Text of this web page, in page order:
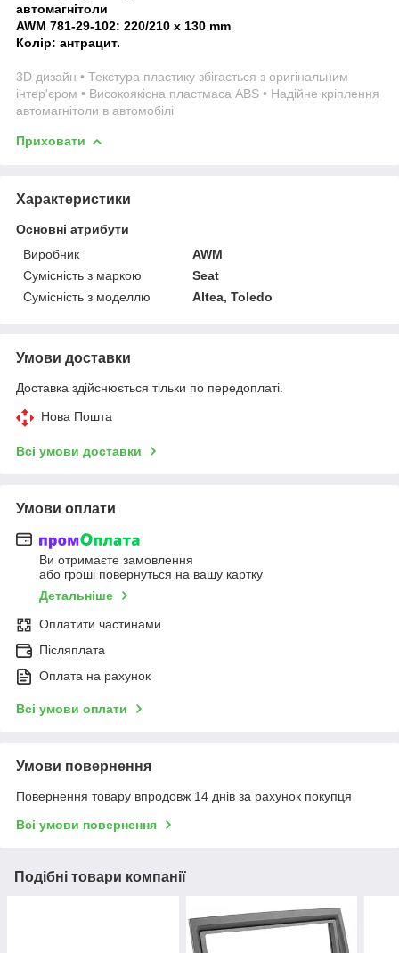
автомагнітоли
AWM 781-29-102: 220/210 x 130 mm
Колір: антрацит.
3D дизайн • Текстура пластику збігається з оригінальним
інтер'єром • Високоякісна пластмаса ABS • Надійне кріплення
автомагнітоли в автомобілі
Приховати
Характеристики
Основні атрибути
Виробник
AWM
Сумісність з маркою
Seat
Сумісність з моделлю
Altea, Toledo
Умови доставки
Доставка здійснюється тільки по передоплаті.
Нова Пошта
Всі умови доставки
Умови оплати
Ви отримаєте замовлення
або гроші повернуться на вашу картку
Детальніше
Оплатити частинами
Післяплата
Оплата на рахунок
Всі умови оплати
Умови повернення
Повернення товару впродовж 14 днів за рахунок покупця
Всі умови повернення
Подібні товари компанії